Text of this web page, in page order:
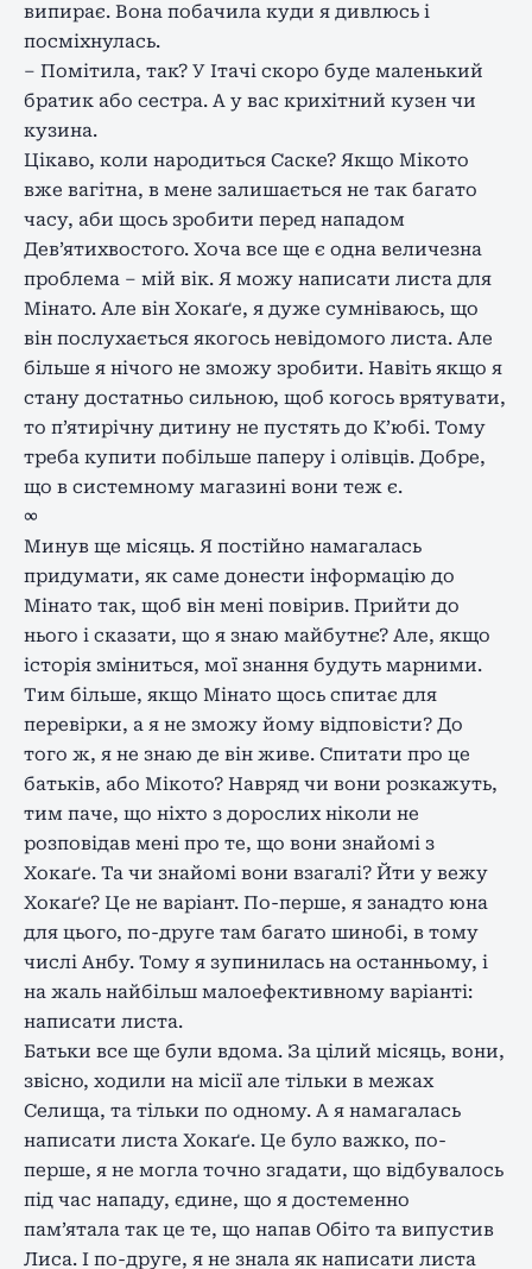
випирає. Вона побачила куди я дивлюсь і
посміхнулась.
– Помітила, так? У Ітачі скоро буде маленький
братик або сестра. А у вас крихітний кузен чи
кузина.
Цікаво, коли народиться Саске? Якщо Мікото
вже вагітна, в мене залишається не так багато
часу, аби щось зробити перед нападом
Дев’ятихвостого. Хоча все ще є одна величезна
проблема – мій вік. Я можу написати листа для
Мінато. Але він Хокаґе, я дуже сумніваюсь, що
він послухається якогось невідомого листа. Але
більше я нічого не зможу зробити. Навіть якщо я
стану достатньо сильною, щоб когось врятувати,
то п’ятирічну дитину не пустять до К’юбі. Тому
треба купити побільше паперу і олівців. Добре,
що в системному магазині вони теж є.
∞
Минув ще місяць. Я постійно намагалась
придумати, як саме донести інформацію до
Мінато так, щоб він мені повірив. Прийти до
нього і сказати, що я знаю майбутнє? Але, якщо
історія зміниться, мої знання будуть марними.
Тим більше, якщо Мінато щось спитає для
перевірки, а я не зможу йому відповісти? До
того ж, я не знаю де він живе. Спитати про це
батьків, або Мікото? Навряд чи вони розкажуть,
тим паче, що ніхто з дорослих ніколи не
розповідав мені про те, що вони знайомі з
Хокаґе. Та чи знайомі вони взагалі? Йти у вежу
Хокаґе? Це не варіант. По-перше, я занадто юна
для цього, по-друге там багато шинобі, в тому
числі Анбу. Тому я зупинилась на останньому, і
на жаль найбільш малоефективному варіанті:
написати листа.
Батьки все ще були вдома. За цілий місяць, вони,
звісно, ходили на місії але тільки в межах
Селища, та тільки по одному. А я намагалась
написати листа Хокаґе. Це було важко, по-
перше, я не могла точно згадати, що відбувалось
під час нападу, єдине, що я достеменно
пам’ятала так це те, що напав Обіто та випустив
Лиса. І по-друге, я не знала як написати листа